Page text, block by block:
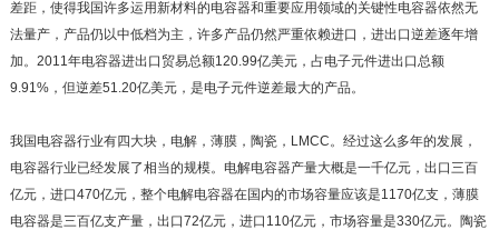
差距，使得我国许多运用新材料的电容器和重要应用领域的关键性电容器依然无
法量产，产品仍以中低档为主，许多产品仍然严重依赖进口，进出口逆差逐年增
加。2011年电容器进出口贸易总额120.99亿美元，占电子元件进出口总额
9.91%，但逆差51.20亿美元，是电子元件逆差最大的产品。
我国电容器行业有四大块，电解，薄膜，陶瓷，LMCC。经过这么多年的发展，
电容器行业已经发展了相当的规模。电解电容器产量大概是一千亿元，出口三百
亿元，进口470亿元，整个电解电容器在国内的市场容量应该是1170亿支，薄膜
电容器是三百亿支产量，出口72亿元，进口110亿元，市场容量是330亿元。陶瓷